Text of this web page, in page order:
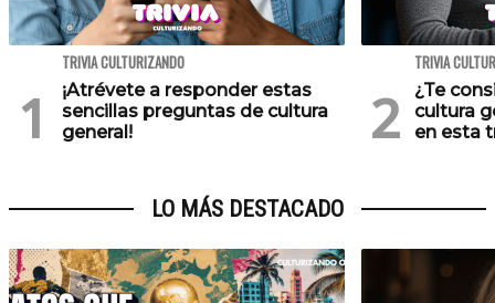
TRIVIA CULTURIZANDO
¡Atrévete a responder estas
sencillas preguntas de cultura
general!
TRIVIA
¿Te
cultura
en esta
LO MÁS DESTACADO